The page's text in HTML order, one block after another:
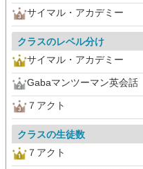
サイマル・アカデミー
クラスのレベル分け
サイマル・アカデミー
Gabaマンツーマン英会話
７アクト
クラスの生徒数
７アクト